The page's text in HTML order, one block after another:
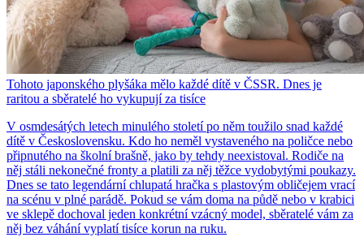
Tohoto japonského plyšáka mělo každé dítě v ČSSR. Dnes je
raritou a sběratelé ho vykupují za tisíce
V osmdesátých letech minulého století po něm toužilo snad každé
dítě v Československu. Kdo ho neměl vystaveného na poličce nebo
připnutého na školní brašně, jako by tehdy neexistoval. Rodiče na
něj stáli nekonečné fronty a platili za něj těžce vydobytými poukazy.
Dnes se tato legendární chlupatá hračka s plastovým obličejem vrací
na scénu v plné parádě. Pokud se vám doma na půdě nebo v krabici
ve sklepě dochoval jeden konkrétní vzácný model, sběratelé vám za
něj bez váhání vyplatí tisíce korun na ruku.